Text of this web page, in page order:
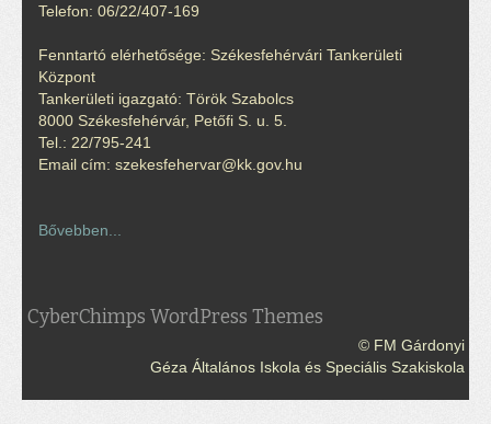
Telefon: 06/22/407-169
Fenntartó elérhetősége: Székesfehérvári Tankerületi
Központ
Tankerületi igazgató: Török Szabolcs
8000 Székesfehérvár, Petőfi S. u. 5.
Tel.: 22/795-241
Email cím: szekesfehervar@kk.gov.hu
Bővebben...
CyberChimps WordPress Themes
© FM Gárdonyi
Géza Általános Iskola és Speciális Szakiskola